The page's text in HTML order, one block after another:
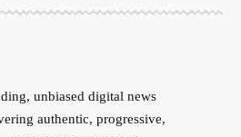
unbiased digital news
authentic, progressive,